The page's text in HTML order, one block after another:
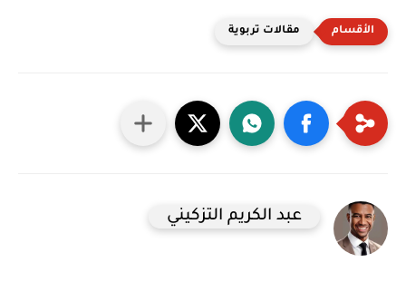
مقالات تربوية
عبد الكريم التزكيني